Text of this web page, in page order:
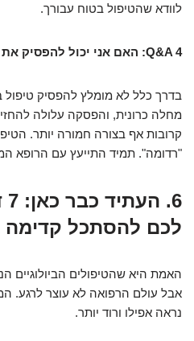
לוודא שהטיפול בטוח עבורך.
Q&A 4: האם אני יכול להפסיק את הטיפול כשהעור מתנקה?
בדרך כלל לא מומלץ להפסיק טיפול
מחלה כרונית, והפסקה עלולה
קרובות אף בצורה חמורה יותר.
"רדומה". תמיד התייעץ עם הרופא
לכם להסתכל קדימה
האמת היא שהטיפולים הביולוגיים
אבל עולם הרפואה לא עוצר לרגע.
נראה אפילו ורוד יותר.